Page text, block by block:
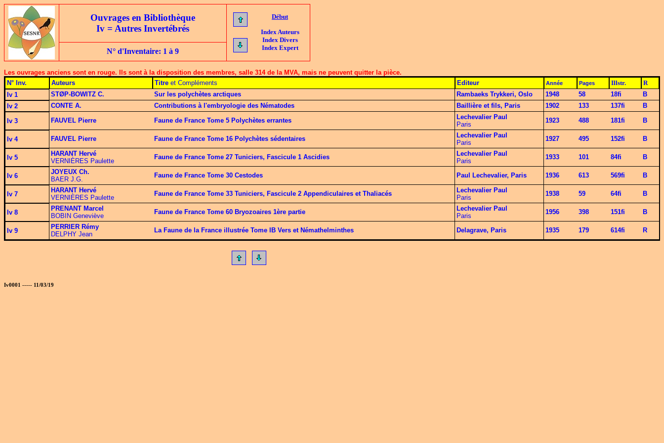
Ouvrages en Bibliothèque
Iv = Autres Invertébrés
Début
Index Auteurs
Index Divers
Index Expert
N° d'Inventaire: 1 à 9
Les ouvrages anciens sont en rouge. Ils sont à la disposition des membres, salle 314 de la MVA, mais ne peuvent quitter la pièce.
N° Inv.
Auteurs Titre et Compléments Editeur Année Pages Illstr.
R
Iv 1
STØP-BOWITZ C. Sur les polychètes arctiques Rambaeks Trykkeri, Oslo 1948 58 18fi
B
Iv 2
CONTE A. Contributions à l'embryologie des Nématodes Baillière et fils, Paris 1902 133 137fi B
Iv 3 FAUVEL Pierre Faune de France Tome 5 Polychètes errantes
Lechevalier Paul
Paris
1923 488 181fi B
Iv 4 FAUVEL Pierre Faune de France Tome 16 Polychètes sédentaires
Lechevalier Paul
Paris
1927 495 152fi B
Iv 5
HARANT Hervé
VERNIÈRES Paulette
Faune de France Tome 27 Tuniciers, Fascicule 1 Ascidies
Lechevalier Paul
Paris
1933 101 84fi B
Iv 6
JOYEUX Ch.
BAER J.G.
Faune de France Tome 30 Cestodes Paul Lechevalier, Paris 1936 613 569fi B
Iv 7
HARANT Hervé
VERNIÈRES Paulette
Faune de France Tome 33 Tuniciers, Fascicule 2 Appendiculaires et Thaliacés
Lechevalier Paul
Paris
1938 59 64fi B
Iv 8
PRENANT Marcel
BOBIN Geneviève
Faune de France Tome 60 Bryozoaires 1ère partie
Lechevalier Paul
Paris
1956 398 151fi B
Iv 9
PERRIER Rémy
DELPHY Jean
La Faune de la France illustrée Tome IB Vers et Némathelminthes Delagrave, Paris 1935 179 614fi R
Iv0001 ----- 11/03/19